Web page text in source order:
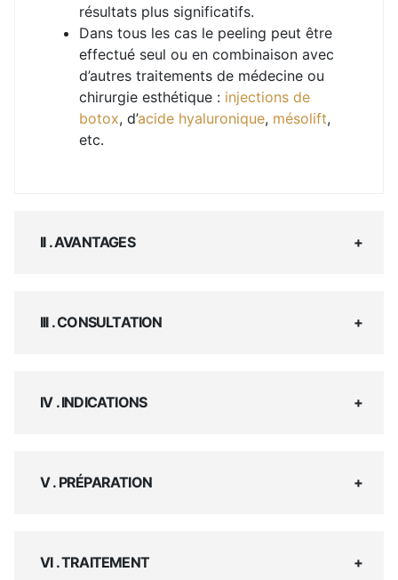
résultats plus significatifs.
Dans tous les cas le peeling peut être
effectué seul ou en combinaison avec
d’autres traitements de médecine ou
chirurgie esthétique : injections de
botox, d’acide hyaluronique, mésolift,
etc.
II . AVANTAGES
III . CONSULTATION
IV . INDICATIONS
V . PRÉPARATION
VI . TRAITEMENT